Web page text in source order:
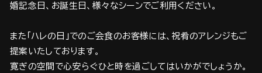
婚記念日、お誕生日、様々なシーンでご利用ください。
また「ハレの日」でのご会食のお客様には、祝肴のアレンジもご
提案いたしております。
寛ぎの空間で心安らぐひと時を過ごしてはいかがでしょうか。